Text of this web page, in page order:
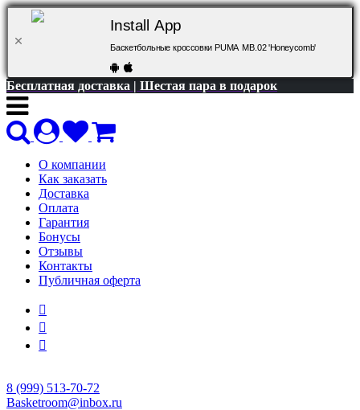
Install App
Баскетбольные кроссовки PUMA MB.02 'Honeycomb'
Бесплатная доставка | Шестая пара в подарок
О компании
Как заказать
Доставка
Оплата
Гарантия
Бонусы
Отзывы
Контакты
Публичная оферта
8 (999) 513-70-72
Basketroom@inbox.ru